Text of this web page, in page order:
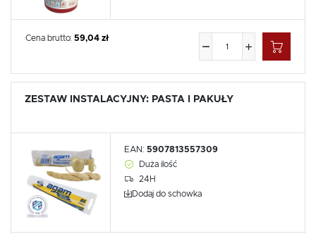
Cena brutto: 59,04 zł
ZESTAW INSTALACYJNY: PASTA I PAKUŁY
EAN: 5907813557309
Duża ilość
24H
Dodaj do schowka